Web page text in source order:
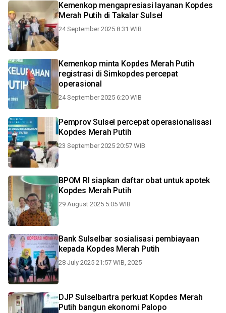
Kemenkop mengapresiasi layanan Kopdes
Merah Putih di Takalar Sulsel
24 September 2025 8:31 WIB
Kemenkop minta Kopdes Merah Putih
registrasi di Simkopdes percepat
operasional
24 September 2025 6:20 WIB
Pemprov Sulsel percepat operasionalisasi
Kopdes Merah Putih
23 September 2025 20:57 WIB
BPOM RI siapkan daftar obat untuk apotek
Kopdes Merah Putih
29 August 2025 5:05 WIB
Bank Sulselbar sosialisasi pembiayaan
kepada Kopdes Merah Putih
28 July 2025 21:57 WIB, 2025
DJP Sulselbartra perkuat Kopdes Merah
Putih bangun ekonomi Palopo